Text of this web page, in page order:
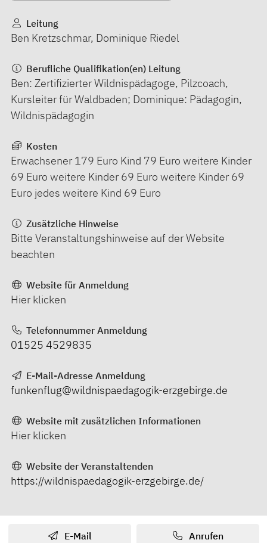
Leitung
Ben Kretzschmar, Dominique Riedel
Berufliche Qualifikation(en) Leitung
Ben: Zertifizierter Wildnispädagoge, Pilzcoach,
Kursleiter für Waldbaden; Dominique: Pädagogin,
Wildnispädagogin
Kosten
Erwachsener 179 Euro Kind 79 Euro weitere Kinder
69 Euro weitere Kinder 69 Euro weitere Kinder 69
Euro jedes weitere Kind 69 Euro
Zusätzliche Hinweise
Bitte Veranstaltungshinweise auf der Website
beachten
Website für Anmeldung
Hier klicken
Telefonnummer Anmeldung
01525 4529835
E-Mail-Adresse Anmeldung
funkenflug@wildnispaedagogik-erzgebirge.de
Website mit zusätzlichen Informationen
Hier klicken
Website der Veranstaltenden
https://wildnispaedagogik-erzgebirge.de/
E-Mail Anrufen